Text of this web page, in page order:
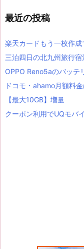
最近の投稿
楽天カードもう一枚作
三泊四日の北九州旅行
OPPO Reno5aのバッテ
ドコモ・ahamo月額料
【最大10GB】増量
クーポン利用でUQモバ